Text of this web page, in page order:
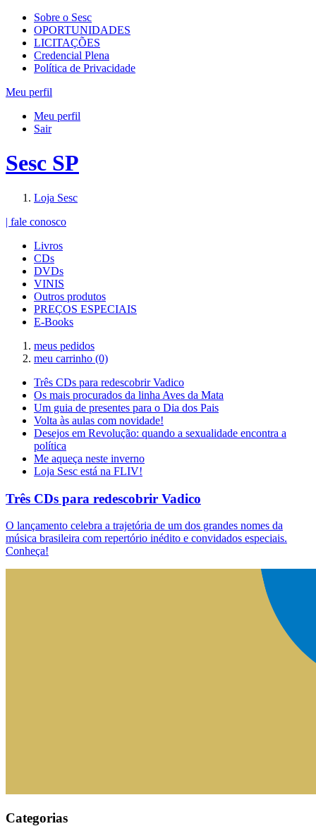
Sobre o Sesc
OPORTUNIDADES
LICITAÇÕES
Credencial Plena
Política de Privacidade
Meu perfil
Meu perfil
Sair
Sesc SP
Loja Sesc
| fale conosco
Livros
CDs
DVDs
VINIS
Outros produtos
PREÇOS ESPECIAIS
E-Books
meus pedidos
meu carrinho (0)
Três CDs para redescobrir Vadico
Os mais procurados da linha Aves da Mata
Um guia de presentes para o Dia dos Pais
Volta às aulas com novidade!
Desejos em Revolução: quando a sexualidade encontra a
política
Me aqueça neste inverno
Loja Sesc está na FLIV!
Três CDs para redescobrir Vadico
O lançamento celebra a trajetória de um dos grandes nomes da
música brasileira com repertório inédito e convidados especiais.
Conheça!
Categorias